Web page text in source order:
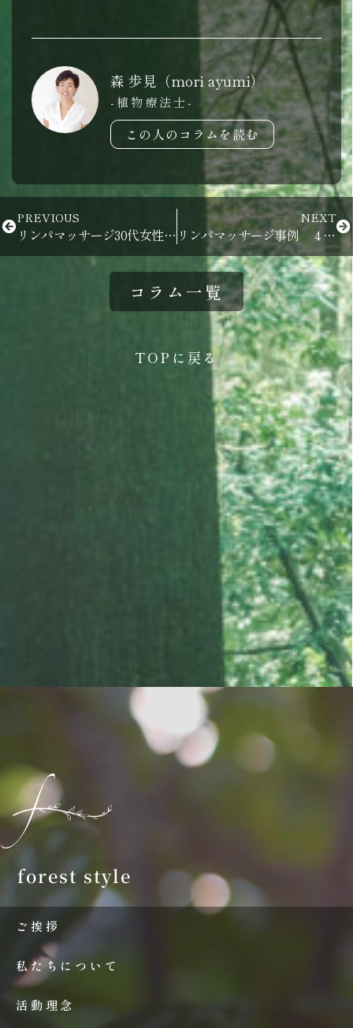
森 歩見（mori ayumi）
-植物療法士-
この人のコラムを読む
PREVIOUS
リンパマッサージ30代女性(日光市)
NEXT
リンパマッサージ事例 ４０代 むくみ 肩こり 首痛い
コラム一覧
TOPに戻る
forest style
ご挨拶
私たちについて
活動理念